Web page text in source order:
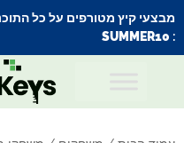
מבצעי קיץ מטורפים על כל
:
SUMMER10